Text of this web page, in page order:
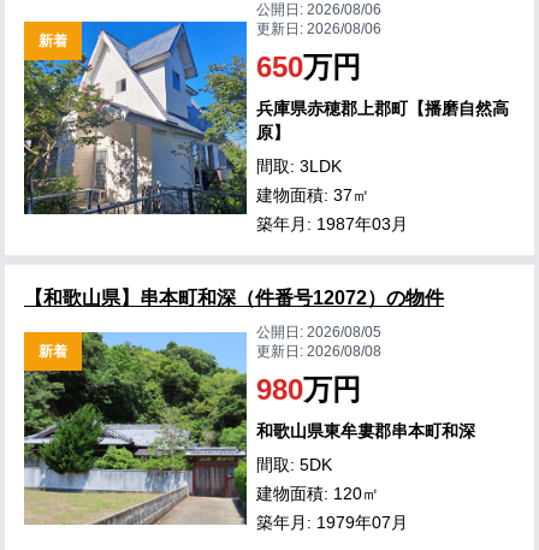
新着
公開日:2026/08/06
更新日:2026/08/06
650万円
兵庫県赤穂郡上郡町【播磨自然高
原】
間取: 3LDK
建物面積: 37㎡
築年月: 1987年03月
【和歌山県】串本町和深（件番号12072）の物件
新着
公開日:2026/08/05
更新日:2026/08/08
980万円
和歌山県東牟婁郡串本町和深
間取: 5DK
建物面積: 120㎡
築年月: 1979年07月